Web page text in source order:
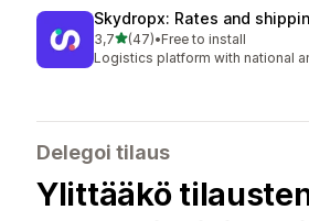
Skydropx: Rates and
3,7/ 5 tähteä
(47)
47 arvostelua yhteensä
•Free to install
Logistics platform with national
Delegoi tilaus
Ylittääkö